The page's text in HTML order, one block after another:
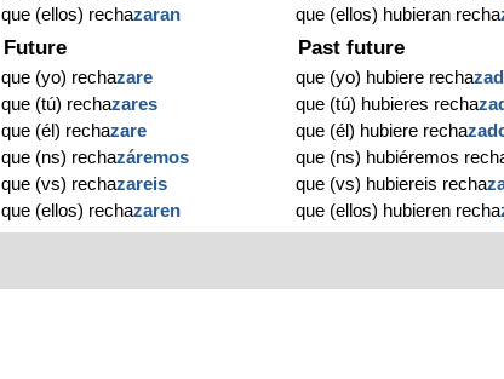
que (ellos) rechazaran
que (ellos) hubieran recha
Future
que (yo) rechazare
que (tú) rechazares
que (él) rechazare
que (ns) rechazáremos
que (vs) rechazareis
que (ellos) rechazaren
Past future
que (yo) hubiere recha
que (tú) hubieres recha
que (él) hubiere recha
que (ns) hubiéremos
que (vs) hubiereis recha
que (ellos) hubieren recha